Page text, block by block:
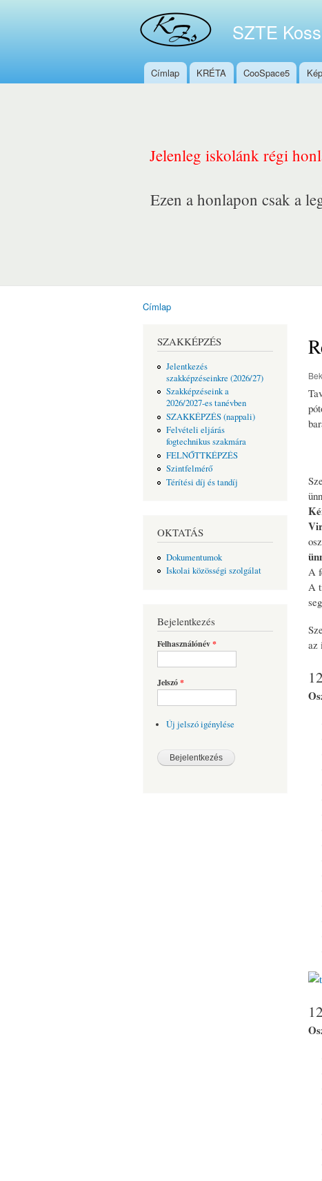
SZTE
Főmenü
Címlap KRÉTA CooSpace5
Jelenleg iskolánk régi
Ezen a honlapon csak a
Címlap
SZAKKÉPZÉS
Jelentkezés
szakképzéseinkre (2026/27)
Szakképzéseink a
2026/2027-es tanévben
SZAKKÉPZÉS (nappali)
Felvételi eljárás
fogtechnikus szakmára
FELNŐTTKÉPZÉS
Szintfelmérő
Térítési díj és tandíj
OKTATÁS
Dokumentumok
Iskolai közösségi szolgálat
Bejelentkezés
Felhasználónév*
Jelszó*
Új jelszó igénylése
A
A
az